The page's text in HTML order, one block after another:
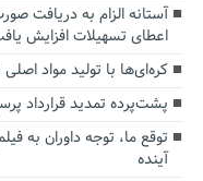
اعطای تسهیلات افزایش
کره‌ای‌ها با تولید مواد
پشت‌پرده تمدید قرارداد
توقع ما، توجه داوران به
آینده